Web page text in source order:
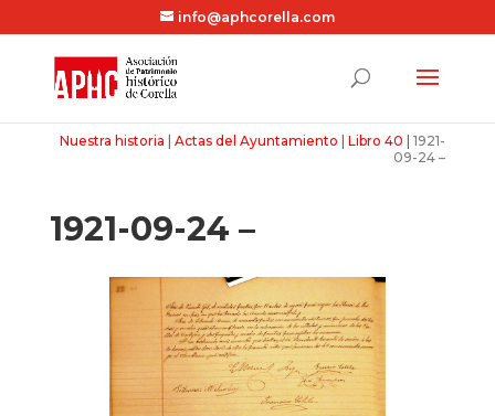
info@aphcorella.com
Nuestra historia |Actas del Ayuntamiento |Libro 40 |1921-
09-24 –
1921-09-24 –